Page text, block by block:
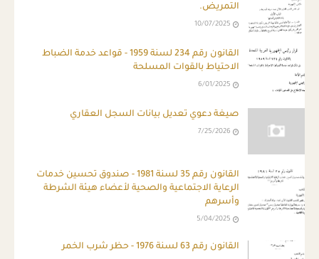
التمريض.
10/07/2025
القانون رقم 234 لسنة 1959 - قواعد خدمة الضباط
الاحتياط بالقوات المسلحة
6/01/2025
صيغة دعوي تعديل بيانات السجل العقاري
7/25/2026
القانون رقم 35 لسنة 1981 - صندوق تحسين خدمات
الرعاية الاجتماعية والصحية لأعضاء هيئة الشرطة
وأسرهم
5/04/2025
القانون رقم 63 لسنة 1976 - حظر شرب الخمر